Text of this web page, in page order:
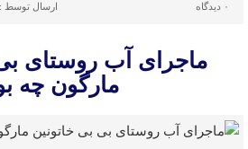
۰ دیدگاه ارسال توسط :
ماجرای آب روستای
مارگون چه